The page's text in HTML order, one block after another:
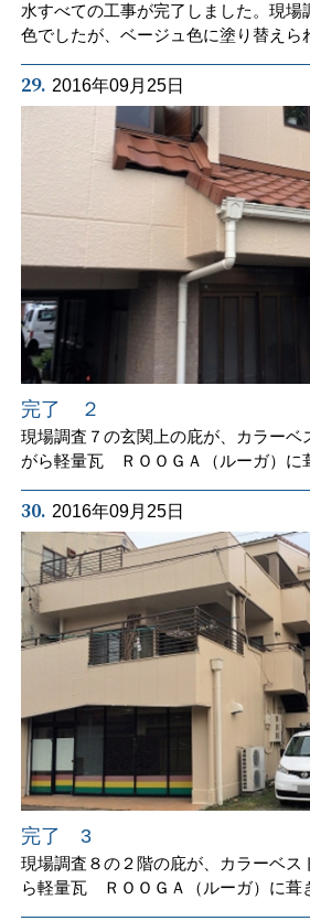
水すべての工事が完了しました。現場
色でしたが、ベージュ色に塗り替えら
29. 2016年09月25日
完了 ２
現場調査７の玄関上の庇が、カラーベ
がら軽量瓦 ＲＯＯＧＡ（ルーガ）に
30. 2016年09月25日
完了 3
現場調査８の２階の庇が、カラーベス
ら軽量瓦 ＲＯＯＧＡ（ルーガ）に葺